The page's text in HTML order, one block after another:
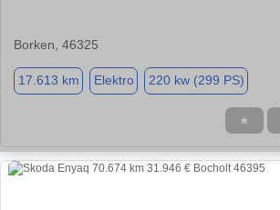
Borken, 46325
17.613 km Elektro 220 kw (299 PS)
★